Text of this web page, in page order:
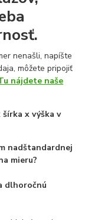
nenašli, napíšte
môžete pripojiť
nájdete naše
x výška v
nadštandardnej
mieru?
dlhoročnú